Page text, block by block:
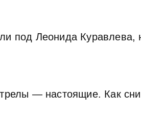
под Леонида Куравлева,
— настоящие. Как